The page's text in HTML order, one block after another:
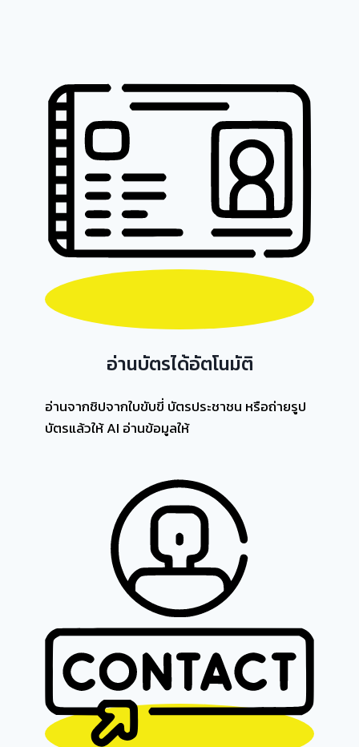
อ่านบัตรได้อัตโนมัติ
อ่านจากชิปจากใบขับขี่ บัตรประชาชน หรือถ่ายรูป
บัตรแล้วให้ AI อ่านข้อมูลให้